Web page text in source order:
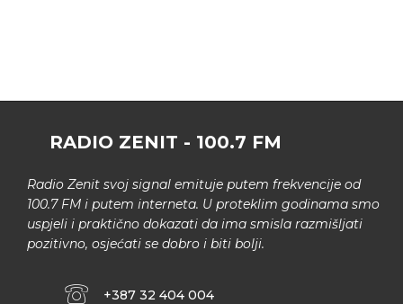
RADIO ZENIT - 100.7 FM
Radio Zenit svoj signal emituje putem frekvencije od
100.7 FM i putem interneta. U proteklim godinama smo
uspjeli i praktično dokazati da ima smisla razmišljati
pozitivno, osjećati se dobro i biti bolji.
+387 32 404 004